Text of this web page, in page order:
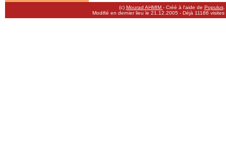
(c) Mourad AHMIM - Créé à l'aide de Populus.
Modifié en dernier lieu le 21.12.2005 - Déjà 11186